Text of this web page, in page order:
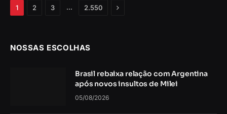
1 2 3 … 2.550 Próximo
NOSSAS ESCOLHAS
Brasil rebaixa relação com Argentina
após novos insultos de Milei
05/08/2026